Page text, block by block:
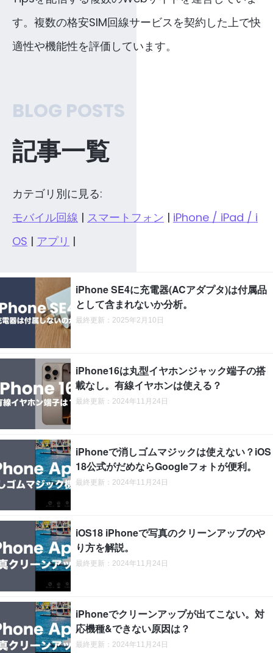
す。複数の格安SIM回線サービスを契約した上で快
適性や機能性を評価しています。
BLOG POSTS
記事一覧
カテゴリ別に見る:
モバイル回線 | スマートフォン | iPhone / iPad / i
OS | アプリ |
iPhone SE4に充電器(ACアダプタ)は付属品
として含まれないか分析。
最終更新：2025年2月10日
iPhone16は丸型イヤホンジャック端子の搭
載なし。有線イヤホンは使える？
最終更新：2024年11月24日
iPhoneで消しゴムマジックは使えない？iOS
18公式がだめならGoogleフォトが便利。
最終更新：2024年11月24日
iOS18 iPhoneで写真のクリーンアップのや
り方を解説。
最終更新：2024年11月24日
iPhoneでクリーンアップが出てこない。対
応機種&できない原因は？
最終更新：2024年11月24日